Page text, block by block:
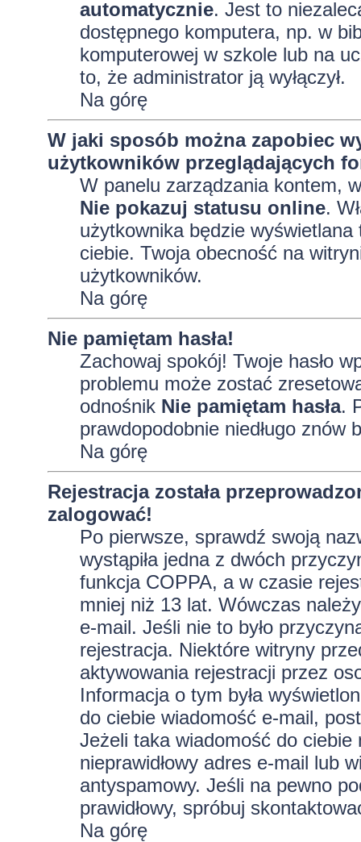
automatycznie. Jest to
dostępnego komputera, np. w
komputerowej w szkole lub na
to, że administrator ją wyłączył.
Na górę
W jaki sposób można zapobiec
użytkowników przeglądających
W panelu zarządzania kontem,
Nie pokazuj statusu online.
użytkownika będzie
ciebie. Twoja obecność na
użytkowników.
Na górę
Nie pamiętam hasła!
Zachowaj spokój! Twoje hasło
problemu może zostać
odnośnik Nie pamiętam hasła.
prawdopodobnie niedługo znów
Na górę
Rejestracja została
zalogować!
Po pierwsze, sprawdź swoją
wystąpiła jedna z dwóch
funkcja COPPA, a w czasie
mniej niż 13 lat. Wówczas
e-mail. Jeśli nie to było
rejestracja. Niektóre witryny
aktywowania rejestracji przez
Informacja o tym była
do ciebie wiadomość e-mail,
Jeżeli taka wiadomość do ciebie
nieprawidłowy adres e-mail lub
antyspamowy. Jeśli na pewno
prawidłowy, spróbuj
Na górę